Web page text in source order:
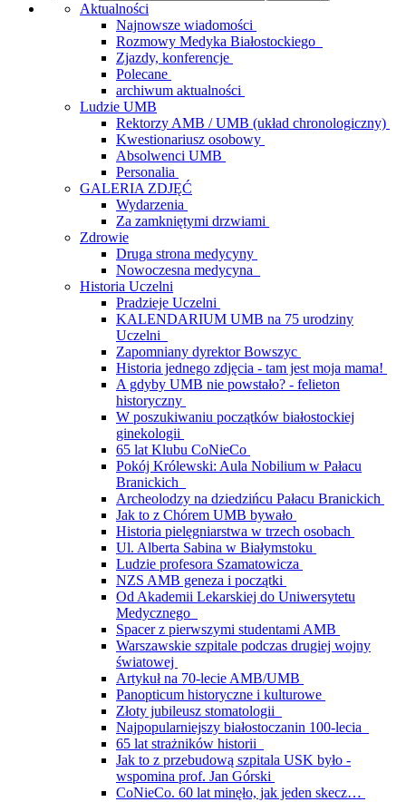
Aktualności
Najnowsze wiadomości
Rozmowy Medyka Białostockiego
Zjazdy, konferencje
Polecane
archiwum aktualności
Ludzie UMB
Rektorzy AMB / UMB (układ chronologiczny)
Kwestionariusz osobowy
Absolwenci UMB
Personalia
GALERIA ZDJĘĆ
Wydarzenia
Za zamkniętymi drzwiami
Zdrowie
Druga strona medycyny
Nowoczesna medycyna
Historia Uczelni
Pradzieje Uczelni
KALENDARIUM UMB na 75 urodziny
Uczelni
Zapomniany dyrektor Bowszyc
Historia jednego zdjęcia - tam jest moja mama!
A gdyby UMB nie powstało? - felieton
historyczny
W poszukiwaniu początków białostockiej
ginekologii
65 lat Klubu CoNieCo
Pokój Królewski: Aula Nobilium w Pałacu
Branickich
Archeolodzy na dziedzińcu Pałacu Branickich
Jak to z Chórem UMB bywało
Historia pielęgniarstwa w trzech osobach
Ul. Alberta Sabina w Białymstoku
Ludzie profesora Szamatowicza
NZS AMB geneza i początki
Od Akademii Lekarskiej do Uniwersytetu
Medycznego
Spacer z pierwszymi studentami AMB
Warszawskie szpitale podczas drugiej wojny
światowej
Artykuł na 70-lecie AMB/UMB
Panopticum historyczne i kulturowe
Złoty jubileusz stomatologii
Najpopularniejszy białostoczanin 100-lecia
65 lat strażników historii
Jak to z przebudową szpitala USK było -
wspomina prof. Jan Górski
CoNieCo. 60 lat minęło, jak jeden skecz…